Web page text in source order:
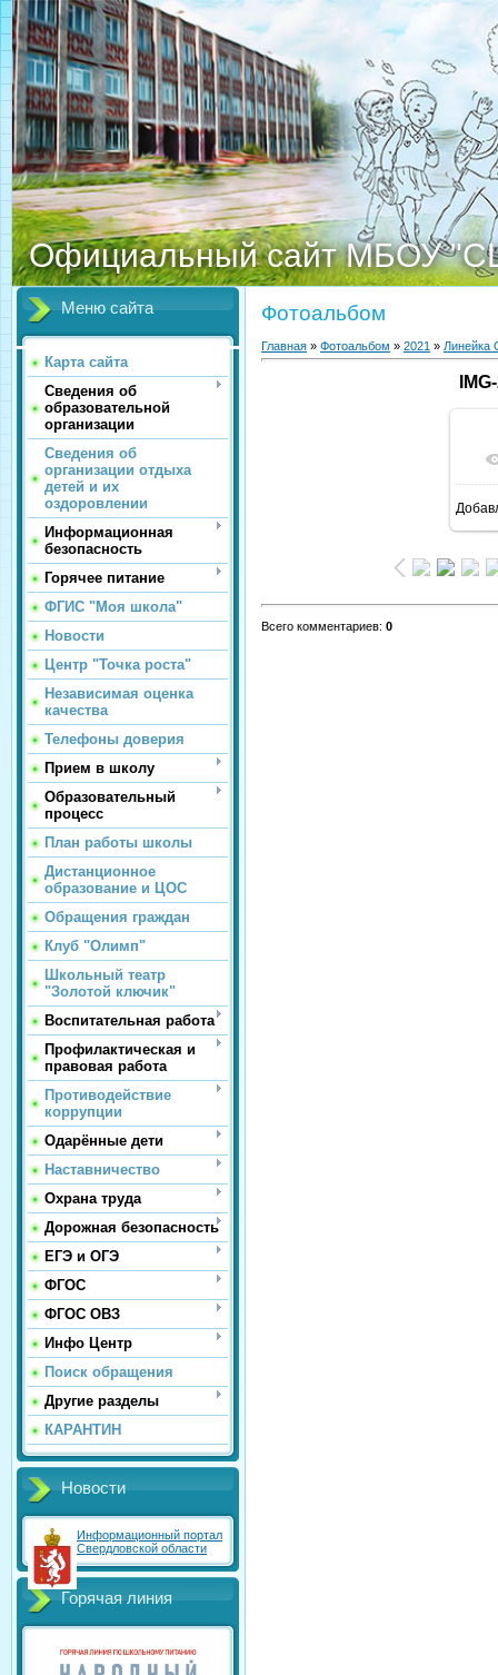
Официальный сайт МБОУ
Меню сайта
Карта сайта
Сведения об
образовательной
организации
Сведения об
организации отдыха
детей и их
оздоровлении
Информационная
безопасность
Горячее питание
ФГИС "Моя школа"
Новости
Центр "Точка роста"
Независимая оценка
качества
Телефоны доверия
Прием в школу
Образовательный
процесс
План работы школы
Дистанционное
образование и ЦОС
Обращения граждан
Клуб "Олимп"
Школьный театр
"Золотой ключик"
Воспитательная работа
Профилактическая и
правовая работа
Противодействие
коррупции
Одарённые дети
Наставничество
Охрана труда
Дорожная безопасность
ЕГЭ и ОГЭ
ФГОС
ФГОС ОВЗ
Инфо Центр
Поиск обращения
Другие разделы
КАРАНТИН
Новости
Информационный портал
Свердловской области
Горячая линия
Фотоальбом
Главная » Фотоальбом » 2021 » Линейка
Всего комментариев: 0